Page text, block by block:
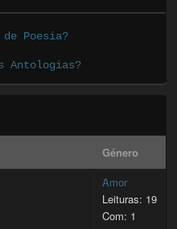
Poesia?
Antologias?
Género
Amor
Leituras: 19
Com: 1